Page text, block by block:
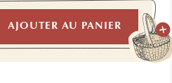
AJOUTER AU PANIER